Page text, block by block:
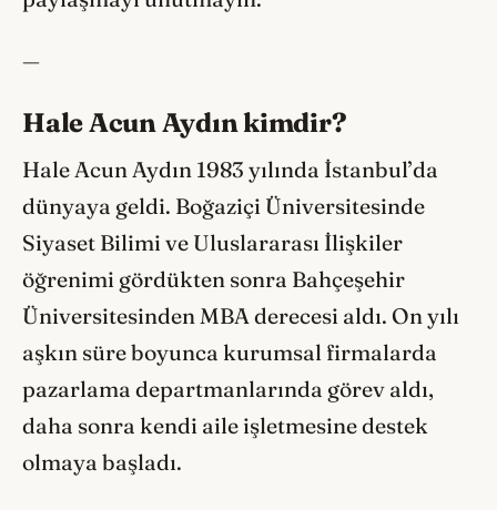
—
Hale Acun Aydın kimdir?
Hale Acun Aydın 1983 yılında İstanbul’da
dünyaya geldi. Boğaziçi Üniversitesinde
Siyaset Bilimi ve Uluslararası İlişkiler
öğrenimi gördükten sonra Bahçeşehir
Üniversitesinden MBA derecesi aldı. On yılı
aşkın süre boyunca kurumsal firmalarda
pazarlama departmanlarında görev aldı,
daha sonra kendi aile işletmesine destek
olmaya başladı.